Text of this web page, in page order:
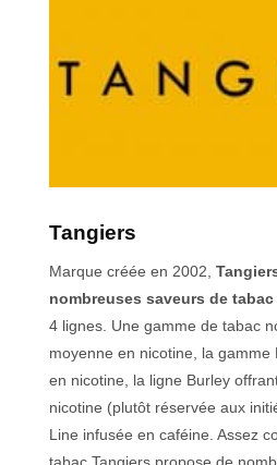
Tangiers
Marque créée en 2002,
nombreuses saveurs de
4 lignes. Une gamme de tabac
moyenne en nicotine, la
en nicotine, la ligne Burley
nicotine (plutôt réservée aux
Line infusée en caféine. Assez
tabac Tangiers propose de